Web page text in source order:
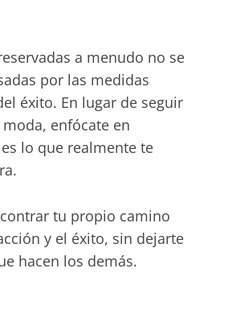
a menudo no se
por las medidas
éxito. En lugar de seguir
enfócate en
lo que realmente te
tu propio camino
y el éxito, sin dejarte
hacen los demás.